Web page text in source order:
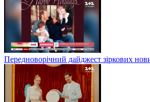
Передноворічний дайджест зіркових